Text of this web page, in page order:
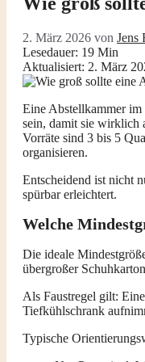
2. März 2026 von Jens
Lesedauer: 19 Min
Aktualisiert: 2. März
Eine Abstellkammer im
sein, damit sie wirklich
Vorräte sind 3 bis 5
organisieren.
Entscheidend ist nicht
spürbar erleichtert.
Welche
Die ideale
übergroßer
Als Faustregel gilt:
Tiefkühlschrank
Typische